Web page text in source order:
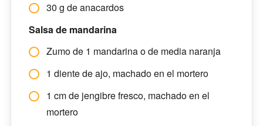
30 g de anacardos
Salsa de mandarina
Zumo de 1 mandarina o de media naranja
1 diente de ajo, machado en el mortero
1 cm de jengibre fresco, machado en el
mortero